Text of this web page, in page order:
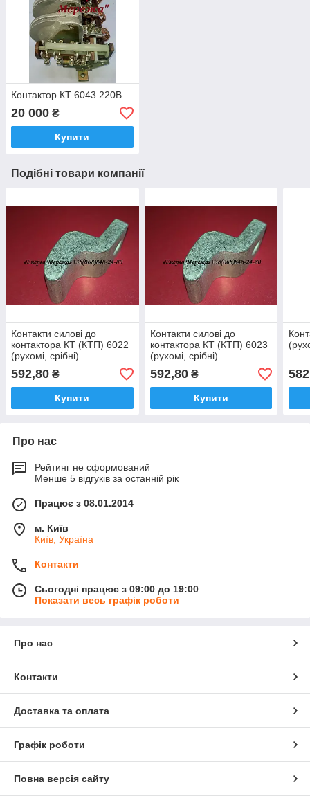
Контактор КТ 6043 220В
20 000 ₴
Купити
Подібні товари компанії
Контакти силові до
контактора КТ (КТП) 6022
(рухомі, срібні)
592,80 ₴
Купити
Контакти силові до
контактора КТ (КТП) 6023
(рухомі, срібні)
592,80₴
Купити
582
Про нас
Рейтинг не сформований
Менше 5 відгуків за останній рік
Працює з 08.01.2014
м. Київ
Київ, Україна
Контакти
Сьогодні працює з 09:00 до 19:00
Показати весь графік роботи
Про нас
Контакти
Доставка та оплата
Графік роботи
Повна версія сайту